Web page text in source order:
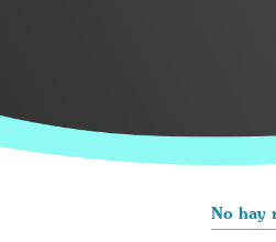
No hay